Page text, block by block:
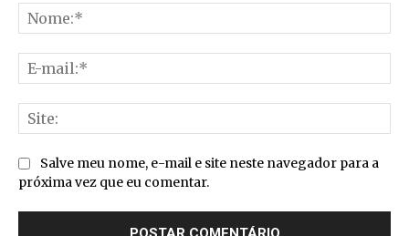
Salve meu nome, e-mail e site neste navegador para a
próxima vez que eu comentar.